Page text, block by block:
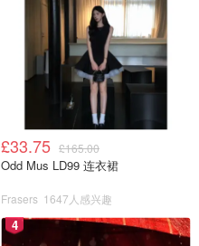
£33.75 £165.00
Odd Mus LD99 连衣裙
Frasers 1647人感兴趣
4